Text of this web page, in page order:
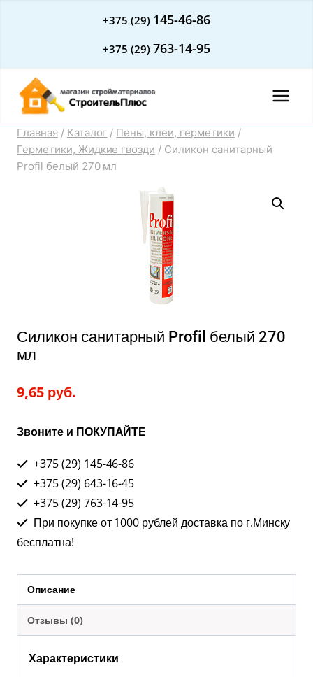
+375 (29) 145-46-86
+375 (29) 763-14-95
Главная / Каталог / Пены, клеи, герметики /
Герметики, Жидкие гвозди / Силикон санитарный
Profil белый 270 мл
Силикон санитарный Profil белый 270
мл
9,65 руб.
Звоните и ПОКУПАЙТЕ
+375 (29) 145-46-86
+375 (29) 643-16-45
+375 (29) 763-14-95
При покупке от 1000 рублей доставка по г.Минску
бесплатна!
Описание
Отзывы (0)
Характеристики